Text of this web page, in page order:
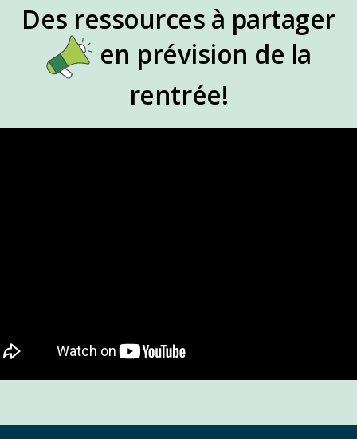
Des ressources à partager
en prévision de la
rentrée!